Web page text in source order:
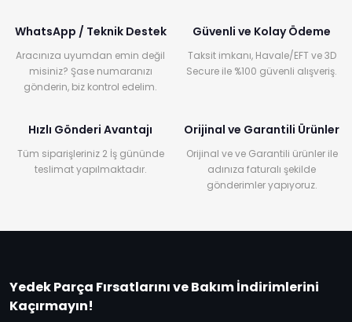
K
MOTOR
› ›
AKÜ
›
WhatsApp / Teknik Destek
Aracınıza uyumdan emin değil
misiniz? Şase numaranızı
gönderin, biz kontrol edelim.
Güvenli ve Kolay Ödeme
Taksit imkanı, Havale/EFT ve 3D
Secure ile %100 güvenli alışveriş.
Hızlı Gönderi Avantajı
Tüm siparişleriniz 2 İş gününde
teslimat yapılmaktadır.
Orijinal ve Garantili Ürünler
Orijinal ve ve Garantili ürünler ile
adınıza faturalı şekilde
gönderimler yapıyoruz.
Yedek Parça Fırsatlarını ve Bakım İndirimlerini
Kaçırmayın!